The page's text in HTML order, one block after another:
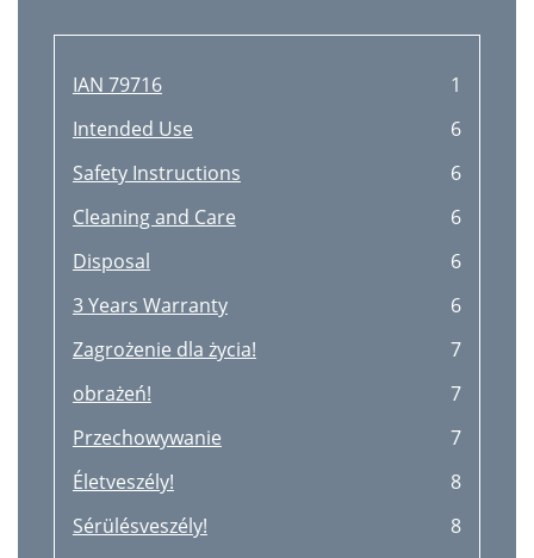
IAN 79716
1
Intended Use
6
Safety Instructions
6
Cleaning and Care
6
Disposal
6
3 Years Warranty
6
Zagrożenie dla życia!
7
obrażeń!
7
Przechowywanie
7
Életveszély!
8
Sérülésveszély!
8